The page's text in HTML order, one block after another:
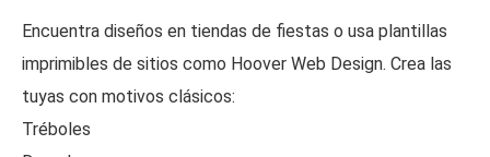
Encuentra diseños en tiendas de fiestas o usa plantillas
imprimibles de sitios como Hoover Web Design. Crea las
tuyas con motivos clásicos:
Tréboles